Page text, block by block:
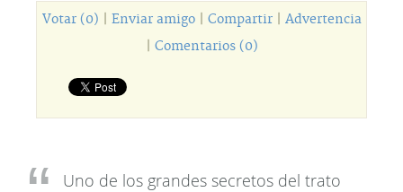
Votar (0) Enviar amigo| Compartir| Advertencia
Comentarios (0)
Uno de los grandes secretos del trato